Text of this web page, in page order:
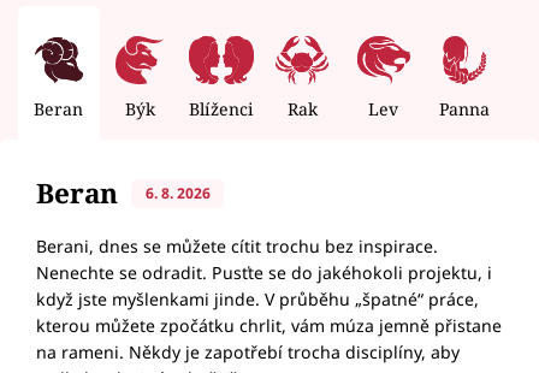
Beran Býk Blíženci Rak Lev Panna
Beran 6. 8. 2026
Berani, dnes se můžete cítit trochu bez inspirace.
Nenechte se odradit. Pusťte se do jakéhokoli projektu, i
když jste myšlenkami jinde. V průběhu „špatné“ práce,
kterou můžete zpočátku chrlit, vám múza jemně přistane
na rameni. Někdy je zapotřebí trocha disciplíny, aby